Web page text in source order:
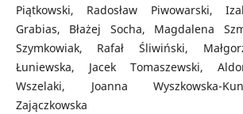
Piątkowski, Radosław Piwowarski,
Grabias, Błażej Socha, Magdalena
Szymkowiak, Rafał Śliwiński,
Łuniewska, Jacek Tomaszewski,
Wszelaki, Joanna Wyszkowska-
Zajączkowska